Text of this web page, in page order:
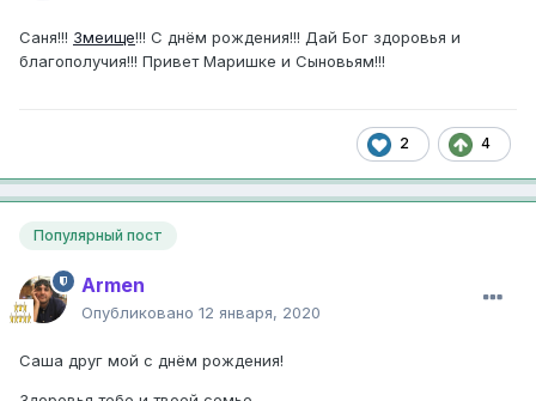
Саня!!! Змеище!!! С днём рождения!!! Дай Бог здоровья и
благополучия!!! Привет Маришке и Сыновьям!!!
2 4
Популярный пост
Armen
Опубликовано 12 января, 2020
Саша друг мой с днём рождения!